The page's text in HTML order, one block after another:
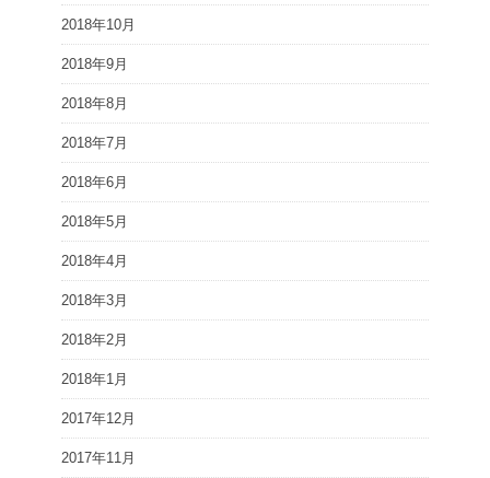
2018年10月
2018年9月
2018年8月
2018年7月
2018年6月
2018年5月
2018年4月
2018年3月
2018年2月
2018年1月
2017年12月
2017年11月